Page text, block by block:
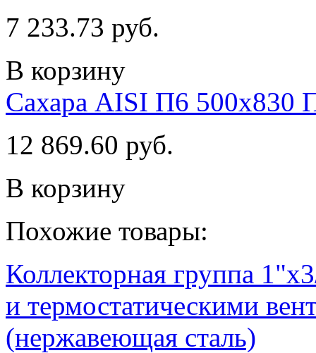
7 233.73 руб.
В корзину
Сахара AISI П6 500х830
12 869.60 руб.
В корзину
Похожие товары:
Коллекторная группа
и термостатическими
(нержавеющая сталь)